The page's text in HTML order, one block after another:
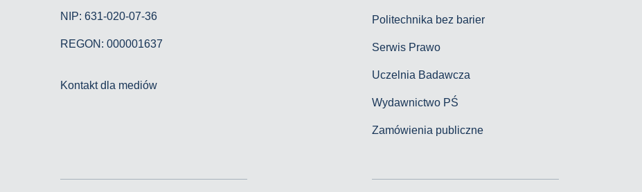
NIP: 631-020-07-36
REGON: 000001637
Kontakt dla mediów
Politechnika bez barier
Serwis Prawo
Uczelnia Badawcza
Wydawnictwo PŚ
Zamówienia publiczne